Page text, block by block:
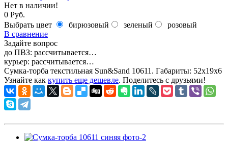
Нет в наличии!
0 Руб.
Выбрать цвет
бирюзовый зеленый
розовый
В сравнение
Задайте вопрос
до ПВЗ: рассчитывается…
курьер: рассчитывается…
Сумка-торба текстильная Sun&Sand 10611. Габариты: 52x19x6
Узнайте как купить еще дешевле. Поделитесь с друзьями!